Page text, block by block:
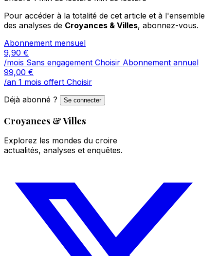
Pour accéder à la totalité de cet article et à l'ensemble
des analyses de Croyances & Villes, abonnez-vous.
Abonnement mensuel
9,90 €
/mois Sans engagement Choisir Abonnement annuel
99,00 €
/an 1 mois offert Choisir
Déjà abonné ?
Se connecter
Croyances & Villes
Explorez les mondes du croire
actualités, analyses et enquêtes.